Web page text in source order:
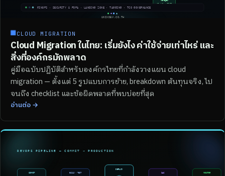
■CLOUD MIGRATION
Cloud Migration ในไทย: เริ่มยังไง ค่าใช้จ่ายเท่าไหร่ และ
สิ่งที่องค์กรมักพลาด
คู่มือฉบับปฏิบัติสำหรับองค์กรไทยที่กำลังวางแผน cloud
migration — ตั้งแต่ 5 รูปแบบการย้าย, breakdown ต้นทุนจริง, ไป
จนถึง checklist และข้อผิดพลาดที่พบบ่อยที่สุด
อ่านต่อ →